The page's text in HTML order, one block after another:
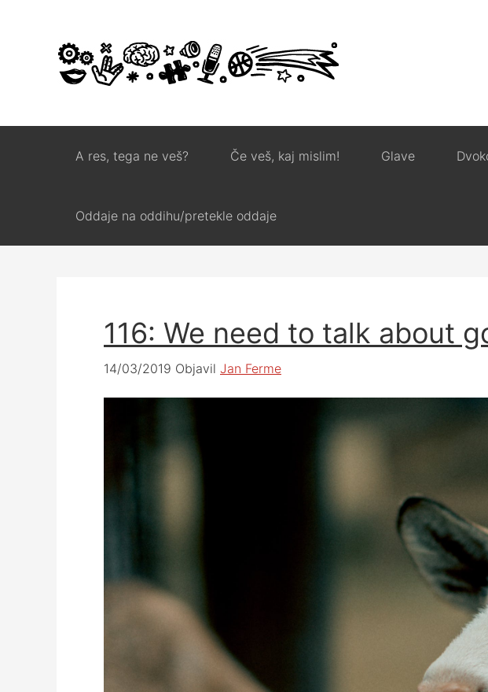
A res, tega ne veš? Če veš, kaj mislim! Glave
Oddaje na oddihu/pretekle oddaje
116: We need to talk about
14/03/2019 Objavil Jan Ferme